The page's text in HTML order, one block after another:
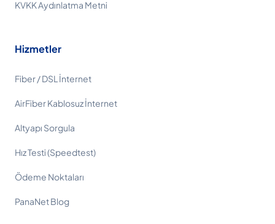
KVKK Aydınlatma Metni
Hizmetler
Fiber / DSL İnternet
AirFiber Kablosuz İnternet
Altyapı Sorgula
Hız Testi (Speedtest)
Ödeme Noktaları
PanaNet Blog